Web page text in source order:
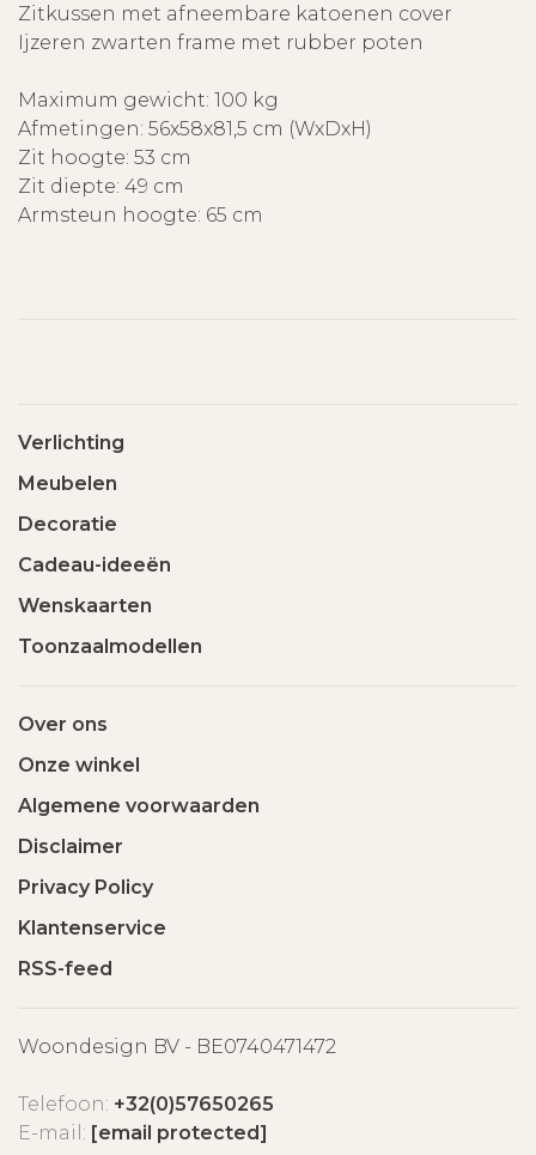
Zitkussen met afneembare katoenen cover
Ijzeren zwarten frame met rubber poten
Maximum gewicht: 100 kg
Afmetingen: 56x58x81,5 cm (WxDxH)
Zit hoogte: 53 cm
Zit diepte: 49 cm
Armsteun hoogte: 65 cm
Verlichting
Meubelen
Decoratie
Cadeau-ideeën
Wenskaarten
Toonzaalmodellen
Over ons
Onze winkel
Algemene voorwaarden
Disclaimer
Privacy Policy
Klantenservice
RSS-feed
Woondesign BV - BE0740471472
Telefoon: +32(0)57650265
E-mail: [email protected]